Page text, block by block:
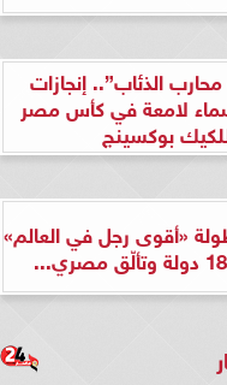
محارب الذئاب”.. إنجازات
لامعة في كأس مصر
بوكسينج
«أقوى رجل في العالم»